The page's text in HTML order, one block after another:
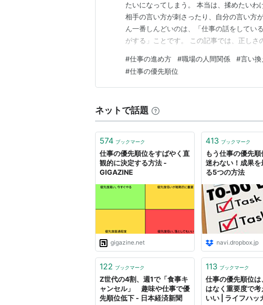
たいになってしまう。 本当は、揉めたいわ
相手の言い方が刺さったり、自分の言い方
ん一番しんどいのは、「仕事の話をしてい
がする」ことです。 この記事では、正しさ
仕事を進めるために。 この記事でわかるこ
なりやすいのか、そして会話を「正しさの
#仕事の進め方 #職場の人間関係 #言い換
#仕事の優先順位
ネットで話題
574 ブックマーク
仕事の優先順位をすばやく直
観的に決定する方法 -
GIGAZINE
gigazine.net
413 ブックマーク
もう仕事の優先
迷わない！成果を
る5つの方法
navi.dropbox.jp
122 ブックマーク
Z世代の4割、週1で「食事キ
ャンセル」 趣味や仕事で優
先順位低下 - 日本経済新聞
113 ブックマーク
仕事の優先順位は
はなく重要度で
いい | ライフハッ